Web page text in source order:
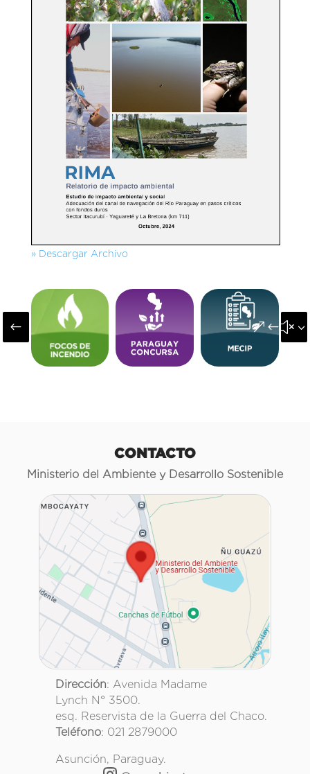
» Descargar Archivo
#
CONTACTO
Ministerio del Ambiente y Desarrollo Sostenible
Dirección: Avenida Madame
Lynch N° 3500.
esq. Reservista de la Guerra del Chaco.
Teléfono: 021 2879000
Asunción, Paraguay.